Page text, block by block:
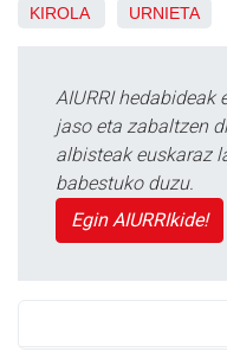
KIROLA URNIETA
AIURRI hedabideak
jaso eta zabaltzen
albisteak euskaraz
babestuko duzu.
Egin AIURRIkide!